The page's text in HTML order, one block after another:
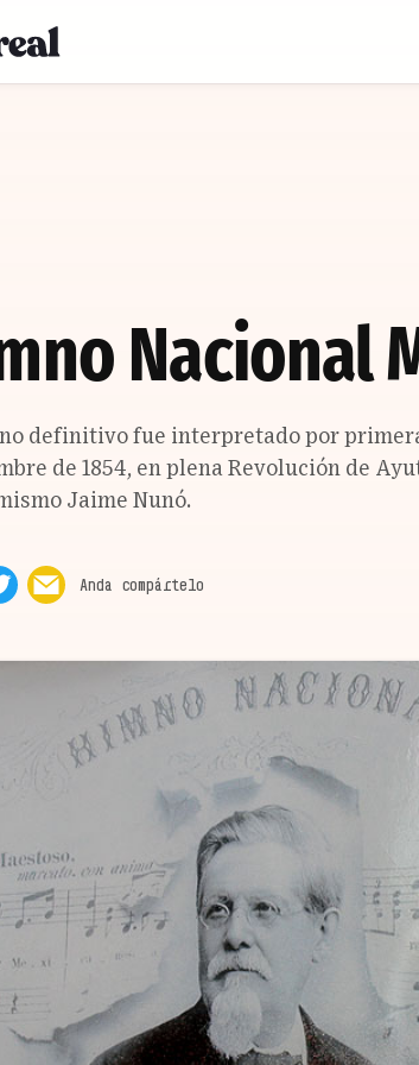
Nacional
definitivo fue interpretado por primera
de 1854, en plena Revolución de
Jaime Nunó.